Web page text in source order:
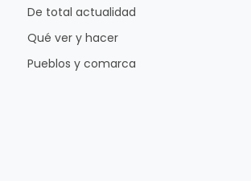
De total actualidad
Qué ver y hacer
Pueblos y comarca